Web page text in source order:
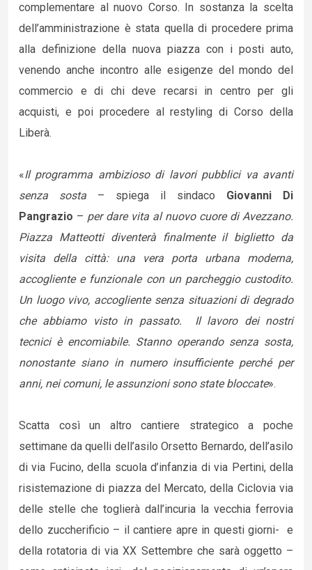
complementare al nuovo Corso. In sostanza la scelta
dell’amministrazione è stata quella di procedere prima
alla definizione della nuova piazza con i posti auto,
venendo anche incontro alle esigenze del mondo del
commercio e di chi deve recarsi in centro per gli
acquisti, e poi procedere al restyling di Corso della
Liberà.
«Il programma ambizioso di lavori pubblici va avanti
senza sosta – spiega il sindaco Giovanni Di
Pangrazio – per dare vita al nuovo cuore di Avezzano.
Piazza Matteotti diventerà finalmente il biglietto da
visita della città: una vera porta urbana moderna,
accogliente e funzionale con un parcheggio custodito.
Un luogo vivo, accogliente senza situazioni di degrado
che abbiamo visto in passato. Il lavoro dei nostri
tecnici è encomiabile. Stanno operando senza sosta,
nonostante siano in numero insufficiente perché per
anni, nei comuni, le assunzioni sono state bloccate».
Scatta così un altro cantiere strategico a poche
settimane da quelli dell’asilo Orsetto Bernardo, dell’asilo
di via Fucino, della scuola d’infanzia di via Pertini, della
risistemazione di piazza del Mercato, della Ciclovia via
delle stelle che toglierà dall’incuria la vecchia ferrovia
dello zuccherificio – il cantiere apre in questi giorni- e
della rotatoria di via XX Settembre che sarà oggetto –